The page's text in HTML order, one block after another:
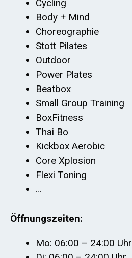
Cycling
Body + Mind
Choreographie
Stott Pilates
Outdoor
Power Plates
Beatbox
Small Group Training
BoxFitness
Thai Bo
Kickbox Aerobic
Core Xplosion
Flexi Toning
…
Öffnungszeiten:
Mo: 06:00 – 24:00 Uhr